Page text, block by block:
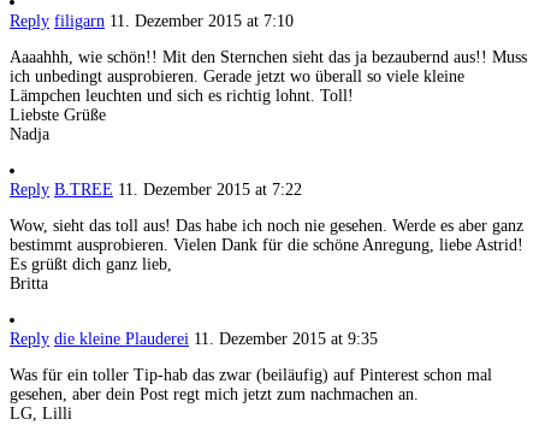
Reply filigarn 11. Dezember 2015 at 7:10
Aaaahhh, wie schön!! Mit den Sternchen sieht das ja bezaubernd aus!! Muss
ich unbedingt ausprobieren. Gerade jetzt wo überall so viele kleine
Lämpchen leuchten und sich es richtig lohnt. Toll!
Liebste Grüße
Nadja
Reply B.TREE 11. Dezember 2015 at 7:22
Wow, sieht das toll aus! Das habe ich noch nie gesehen. Werde es aber ganz
bestimmt ausprobieren. Vielen Dank für die schöne Anregung, liebe Astrid!
Es grüßt dich ganz lieb,
Britta
Reply die kleine Plauderei 11. Dezember 2015 at 9:35
Was für ein toller Tip-hab das zwar (beiläufig) auf Pinterest schon mal
gesehen, aber dein Post regt mich jetzt zum nachmachen an.
LG, Lilli